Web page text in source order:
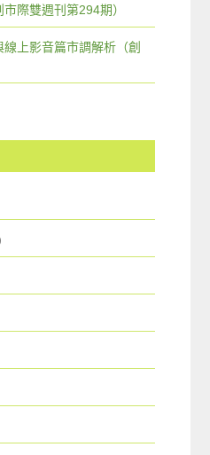
際雙週刊第294期）
上影音篇市調解析（創